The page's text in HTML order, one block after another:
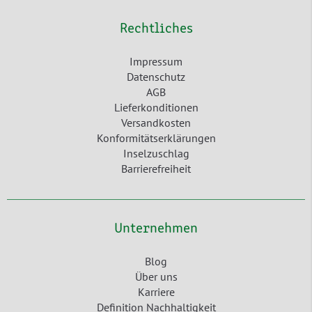
Rechtliches
Impressum
Datenschutz
AGB
Lieferkonditionen
Versandkosten
Konformitätserklärungen
Inselzuschlag
Barrierefreiheit
Unternehmen
Blog
Über uns
Karriere
Definition Nachhaltigkeit